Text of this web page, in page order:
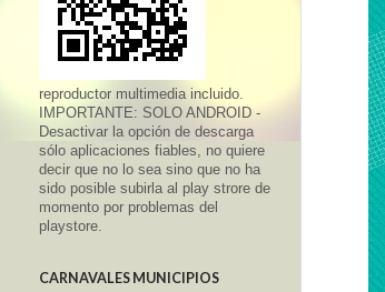
reproductor multimedia incluido.
IMPORTANTE: SOLO ANDROID -
Desactivar la opción de descarga
sólo aplicaciones fiables, no quiere
decir que no lo sea sino que no ha
sido posible subirla al play strore de
momento por problemas del
playstore.
CARNAVALES MUNICIPIOS